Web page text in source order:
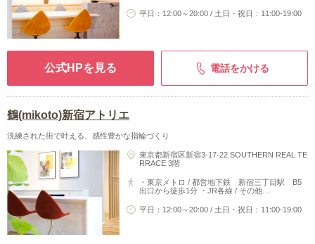
平日：12:00～20:00 / 土日・祝日：11:00-19:00
公式HPを見る 電話をかける
鶴(mikoto)新宿アトリエ
洗練された街で叶える、感性豊かな指輪づくり
東京都新宿区新宿3-17-22 SOUTHERN REAL TE
RRACE 3階
・東京メトロ / 都営地下鉄 新宿三丁目駅 B5
出口から徒歩1分 ・JR各線 / その他…
平日：12:00～20:00 / 土日・祝日：11:00-19:00